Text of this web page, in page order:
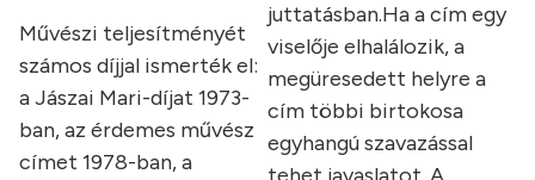
juttatásban.Ha a cím egy
viselője elhalálozik, a
megüresedett helyre a
cím többi birtokosa
egyhangú szavazással
Művészi teljesítményét
számos díjjal ismerték el:
a Jászai Mari-díjat 1973-
ban, az érdemes művész
címet 1978-ban, a